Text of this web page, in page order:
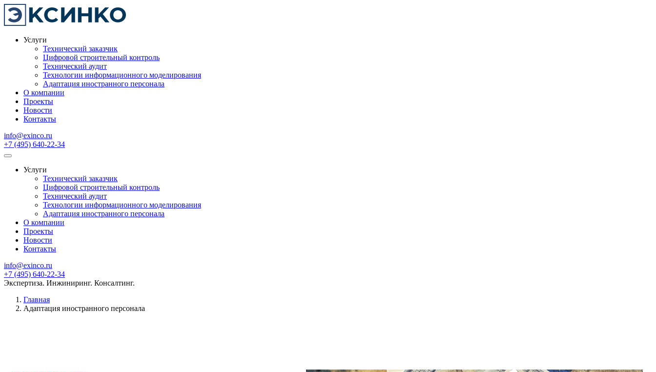
Услуги
Технический заказчик
Цифровой строительный контроль
Технический аудит
Технологии информационного моделирования
Адаптация иностранного персонала
О компании
Проекты
Новости
Контакты
info@exinco.ru
+7 (495) 640-22-34
Услуги
Технический заказчик
Цифровой строительный контроль
Технический аудит
Технологии информационного моделирования
Адаптация иностранного персонала
О компании
Проекты
Новости
Контакты
info@exinco.ru
+7 (495) 640-22-34
Экспертиза. Инжиниринг. Консалтинг.
Главная
Адаптация иностранного персонала